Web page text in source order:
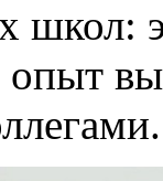
школ: